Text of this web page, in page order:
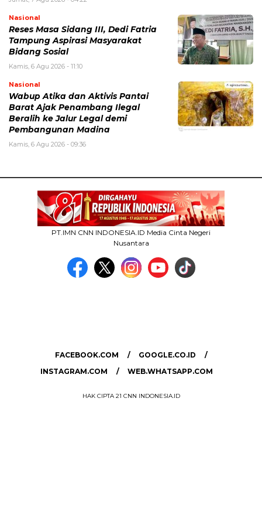
Nasional
Reses Masa Sidang III, Dedi Fatria
Tampung Aspirasi Masyarakat
Bidang Sosial
Kamis, 6 Agu 2026 - 11:10
Nasional
Wabup Atika dan Aktivis Pantai
Barat Ajak Penambang Ilegal
Beralih ke Jalur Legal demi
Pembangunan Madina
Kamis, 6 Agu 2026 - 09:36
PT.IMN CNN INDONESIA.ID Media Cinta Negeri
Nusantara
FACEBOOK.COM
GOOGLE.CO.ID
INSTAGRAM.COM
WEB.WHATSAPP.COM
HAK CIPTA 21 CNN INDONESIA.ID